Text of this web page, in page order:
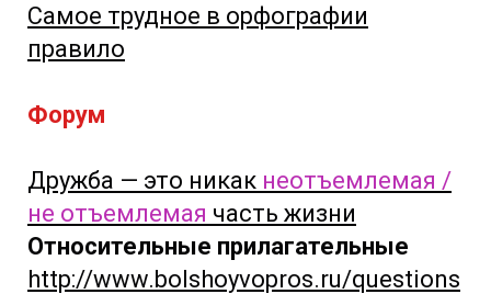
Самое трудное в орфографии
правило
Форум
Дружба — это никак неотъемлемая /
не отъемлемая часть жизни
Относительные прилагательные
http://www.bolshoyvopros.ru/questions